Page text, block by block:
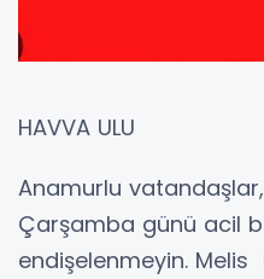
HAVVA ULU
Anamurlu
Çarşamba günü acil
endişelenmeyin. Melis